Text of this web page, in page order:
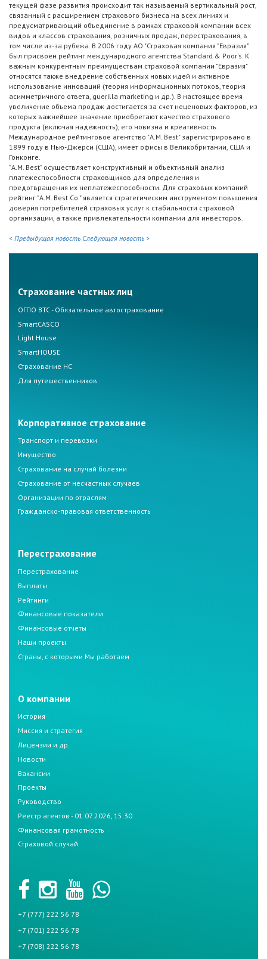
текущей фазе развития происходит так называемый вертикальный рост,
связанный с расширением страхового бизнеса на всех линиях и
предусматривающий объединение в рамках страховой компании всех
видов и классов страхования, розничных продаж, перестрахования, в
том числе из-за рубежа. В 2006 году АО "Страховая компания "Евразия"
был присвоен рейтинг международного агентства Standard & Poor's. К
важным конкурентным преимуществам страховой компании "Евразия"
относятся также внедрение собственных новых идей и активное
использование инноваций (теория информационных потоков, теория
асимметричного ответа, guerilla marketing и др.). В настоящее время
увеличение объема продаж достигается за счет неценовых факторов, из
которых важнейшее значение приобретают качество страхового
продукта (включая надежность), его новизна и креативность.
Международное рейтинговое агентство "A.M. Best" зарегистрировано в
1899 году в Нью-Джерси (США), имеет офисы в Великобритании, США и
Гонконге.
"A.M. Best" осуществляет конструктивный и объективный анализ
платежеспособности страховщиков для определения и
предотвращения их неплатежеспособности. Для страховых компаний
рейтинг "A.M. Best Co." является стратегическим инструментом повышения
доверия потребителей страховых услуг к стабильности страховой
организации, а также привлекательности компании для инвесторов.
< Предыдущая новость Следующая новость >
Страхование частных лиц
ОГПО ВТС - Обязательное автострахование
SmartCASCO
Light House
SmartHOUSE
Страхование НС
Для путешественников
Корпоративное страхование
Транспорт и перевозки
Имущество
Страхование на случай болезни
Страхование от несчастных случаев
Организации по отраслям
Гражданско-правовая ответственность
Перестрахование
Перестрахование
Выплаты
Рейтинги
Финансовые показатели
Финансовые отчеты
Наши проекты
Страны, с которыми Мы работаем
О компании
История
Миссия и стратегия
Лицензии и др.
Новости
Вакансии
Проекты
Руководство
Реестр агентов - 01.07.2026, 15:30
Финансовая грамотность
Страховой случай
+7 (777) 222 56 78
+7 (701) 222 56 78
+7 (708) 222 56 78